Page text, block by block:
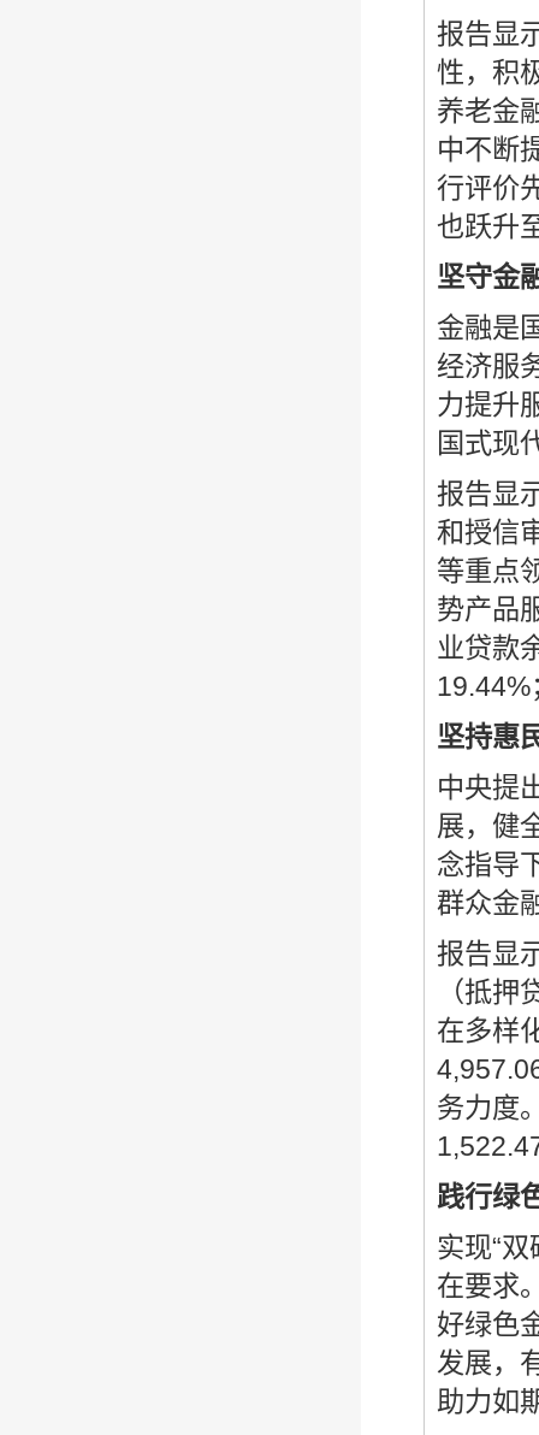
报告显
性，积
养老金
中不断
行评价
也跃升
坚守金
金融是
经济服
力提升
国式现
报告显
和授信
等重点
势产品
业贷款
坚持惠
中央提
展，健
念指导
群众金
报告显
（抵
在多样
务力度
践行绿
实现“
在要求
好绿色
发展，
助力如